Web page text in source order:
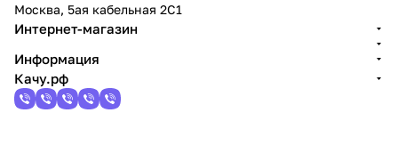
Москва, 5ая кабельная 2С1
Интернет-магазин
Информация
Качу.рф